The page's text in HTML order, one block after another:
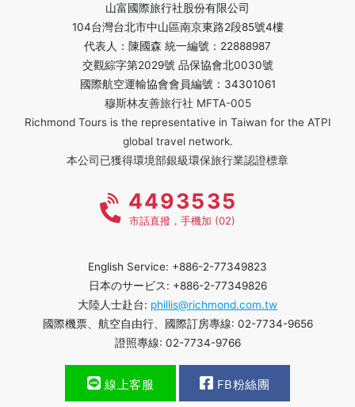
山富國際旅行社股份有限公司
104台灣台北市中山區南京東路2段85號4樓
代表人：陳國森 統一編號：22888987
交觀綜字第2029號 品保協會北0030號
國際航空運輸協會會員編號：34301061
穆斯林友善旅行社 MFTA-005
Richmond Tours is the representative in Taiwan for the ATPI
global travel network.
本公司已獲得環境部銀級環保旅行業認證標章
4493535
市話直撥，手機加 (02)
English Service: +886-2-77349823
日本のサービス: +886-2-77349826
大陸人士赴台: phillis@richmond.com.tw
國際機票、航空自由行、國際訂房專線: 02-7734-9656
證照專線: 02-7734-9766
線上客服 FB粉絲團